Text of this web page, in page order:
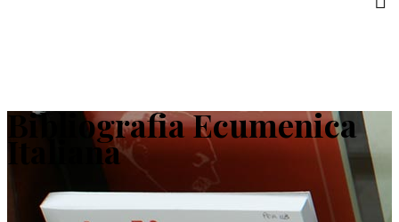
Bibliografia Ecumenica
Italiana